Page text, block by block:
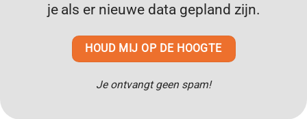
je als er nieuwe data gepland zijn.
HOUD MIJ OP DE HOOGTE
Je ontvangt geen spam!